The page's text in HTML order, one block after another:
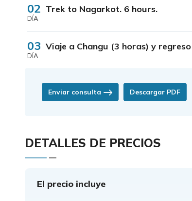
02
DÍA
Trek to Nagarkot. 6 hours.
03
DÍA
Viaje a Changu (3 horas) y
Enviar consulta Descargar PDF
DETALLES DE PRECIOS
El precio incluye